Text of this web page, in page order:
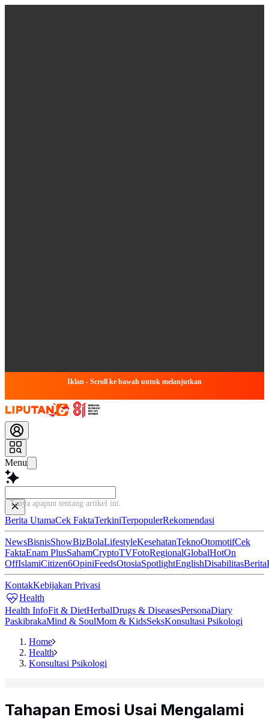
Iklan - Scroll ke bawah untuk melanjutkan
Menu
Tanya apapun tentang artikel ini..
Berita UtamaCek FaktaTerkiniTerpopulerRekomendasi
NewsBisnisShowBizBolaLifestyleKesehatanTeknoOtomotifCek
FaktaEnam PlusSahamCryptoTVFotoRegionalGlobalHotOn
OffIslamiCitizen6OpiniFeedsOtosiaSpotlightEnglishDisabilitasBerita
KontakKebijakan Privasi
Health
Health InfoFit & DietHerbalDrugs & DiseasesPersonaDiary
PaskibrakaMind & SoulMom & KidsSeksKonsultasi Psikologi
Home
Health
Konsultasi Psikologi
Tahapan Emosi Usai Mengalami